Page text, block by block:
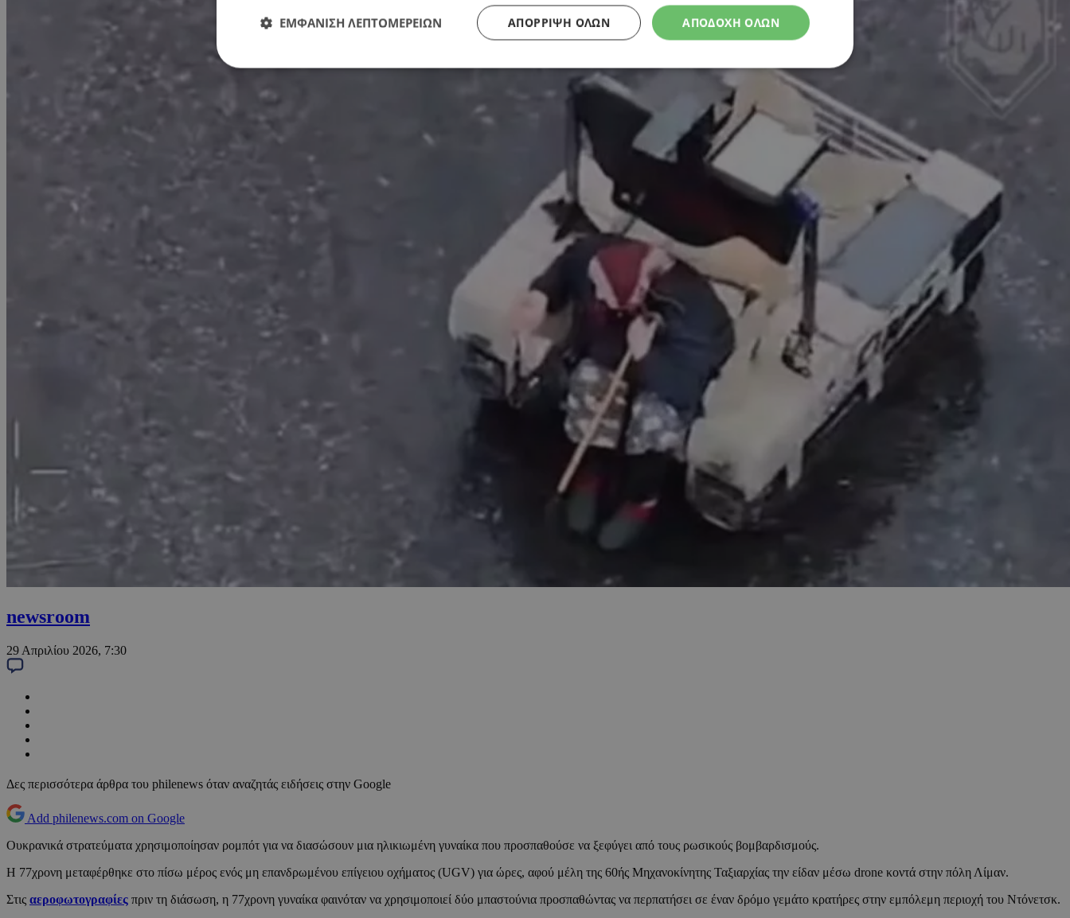
newsroom
29 Απριλίου 2026, 7:30
Δες περισσότερα άρθρα του philenews όταν αναζητάς ειδήσεις στην Google
Add philenews.com on Google
Ουκρανικά στρατεύματα χρησιμοποίησαν ρομπότ για να διασώσουν μια ηλικιωμένη γυναίκα που προσπαθούσε να ξεφύγει από τους ρωσικούς βομβαρδισμούς.
Η 77χρονη μεταφέρθηκε στο πίσω μέρος ενός μη επανδρωμένου επίγειου οχήματος (UGV) για ώρες, αφού μέλη της 60ής Μηχανοκίνητης Ταξιαρχίας την είδαν μέσω drone κοντά στην πόλη Λίμαν.
Στις αεροφωτογραφίες πριν τη διάσωση, η 77χρονη γυναίκα φαινόταν να χρησιμοποιεί δύο μπαστούνια προσπαθώντας να περπατήσει σε έναν δρόμο γεμάτο κρατήρες στην εμπόλεμη περιοχή του Ντόνετσκ.
ΑΠΟΔΟΧΗ ΟΛΩΝ
ΑΠΌΡΡΙΨΗ ΌΛΩΝ
ΕΜΦΑΝΙΣΗ ΛΕΠΤΟΜΕΡΕΙΩΝ